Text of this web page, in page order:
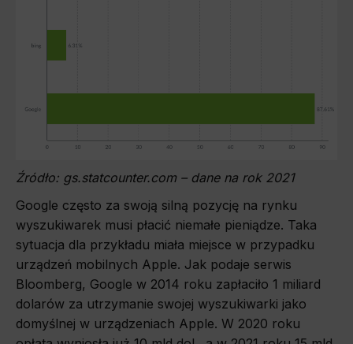
Źródło: gs.statcounter.com – dane na rok 2021
Google często za swoją silną pozycję na rynku
wyszukiwarek musi płacić niemałe pieniądze. Taka
sytuacja dla przykładu miała miejsce w przypadku
urządzeń mobilnych Apple. Jak podaje serwis
Bloomberg, Google w 2014 roku zapłaciło 1 miliard
dolarów za utrzymanie swojej wyszukiwarki jako
domyślnej w urządzeniach Apple. W 2020 roku